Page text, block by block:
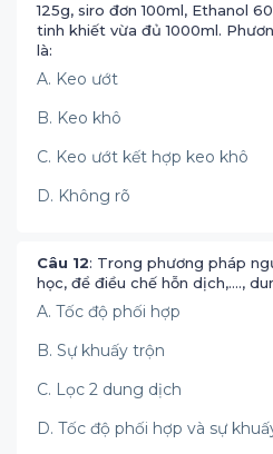
125g, siro đơn 100ml, Ethanol
tinh khiết vừa đủ 1000ml.
là:
A. Keo ướt
B. Keo khô
C. Keo ướt kết hợp keo khô
D. Không rõ
Câu 12: Trong phương pháp
học, để điều chế hỗn dịch,….,
A. Tốc độ phối hợp
B. Sự khuấy trộn
C. Lọc 2 dung dịch
D. Tốc độ phối hợp và sự